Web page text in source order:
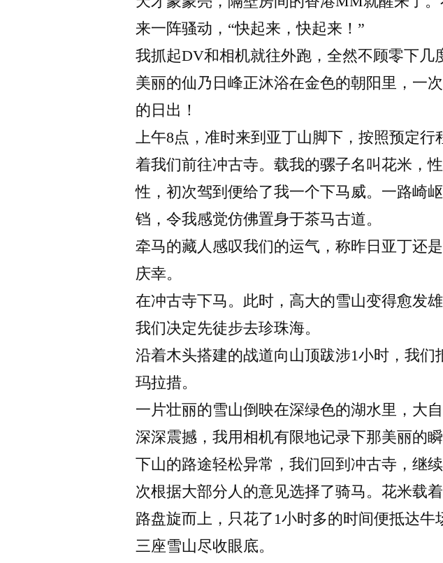
线
Day5
——
亚
步
来一阵骚动，“快起来，快起来！”
我抓起DV和相机就往外跑，全然不顾零下几
美丽的仙乃日峰正沐浴在金色的朝阳里，一
的日出！
上午8点，准时来到亚丁山脚下，按照预定行
着我们前往冲古寺。载我的骡子名叫花米，
性，初次驾到便给了我一个下马威。一路崎
铛，令我感觉仿佛置身于茶马古道。
牵马的藏人感叹我们的运气，称昨日亚丁还
庆幸。
在冲古寺下马。此时，高大的雪山变得愈发雄
我们决定先徒步去珍珠海。
沿着木头搭建的战道向山顶跋涉1小时，我
玛拉措。
一片壮丽的雪山倒映在深绿色的湖水里，大
深深震撼，我用相机有限地记录下那美丽的瞬
下山的路途轻松异常，我们回到冲古寺，继
次根据大部分人的意见选择了骑马。花米载
路盘旋而上，只花了1小时多的时间便抵达牛
三座雪山尽收眼底。